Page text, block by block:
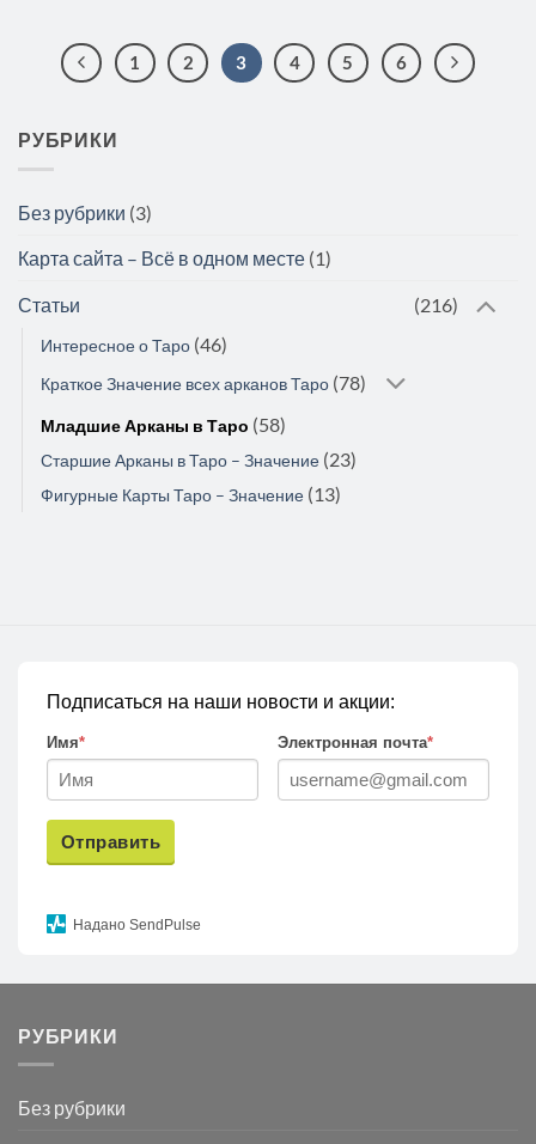
1 2 3 4 5 6
РУБРИКИ
Без рубрики (3)
Карта сайта – Всё в одном месте (1)
Статьи (216)
Интересное о Таро (46)
Краткое Значение всех арканов Таро (78)
Младшие Арканы в Таро (58)
Старшие Арканы в Таро – Значение (23)
Фигурные Карты Таро – Значение (13)
Подписаться на наши новости и акции:
Имя* Электронная почта*
Отправить
Надано SendPulse
РУБРИКИ
Без рубрики